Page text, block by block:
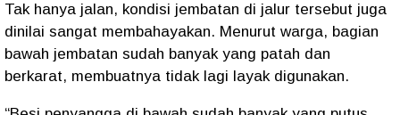
Tak hanya jalan, kondisi jembatan di jalur tersebut juga
dinilai sangat membahayakan. Menurut warga, bagian
bawah jembatan sudah banyak yang patah dan
berkarat, membuatnya tidak lagi layak digunakan.